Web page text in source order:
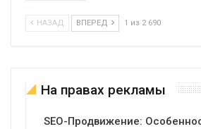
НАЗАД ВПЕРЕД 1 из 2 690
На правах рекламы
SEO-Продвижение: